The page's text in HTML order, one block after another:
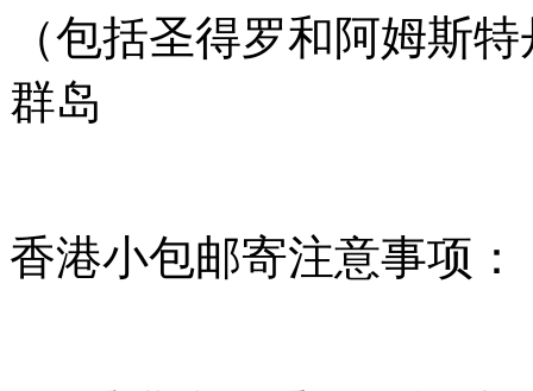
（包括圣得罗和阿姆斯
群岛
香港小包邮寄注意事项：